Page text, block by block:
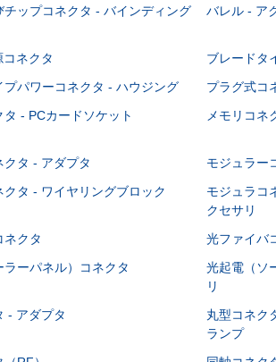
チップコネクタ - バインディング
バレル - ア
ネクタ ブレードタ
プパワーコネクタ - ハウジング
プラグ式コ
タ - PCカードソケット
メモリコネ
クタ - アダプタ モジュラー
クタ - ワイヤリングブロック
モジュラコ
クセサリ
ネクタ 光ファイバ
ーパネル）コネクタ
光起電（ソ
リ
- アダプタ
丸型コネク
ランプ